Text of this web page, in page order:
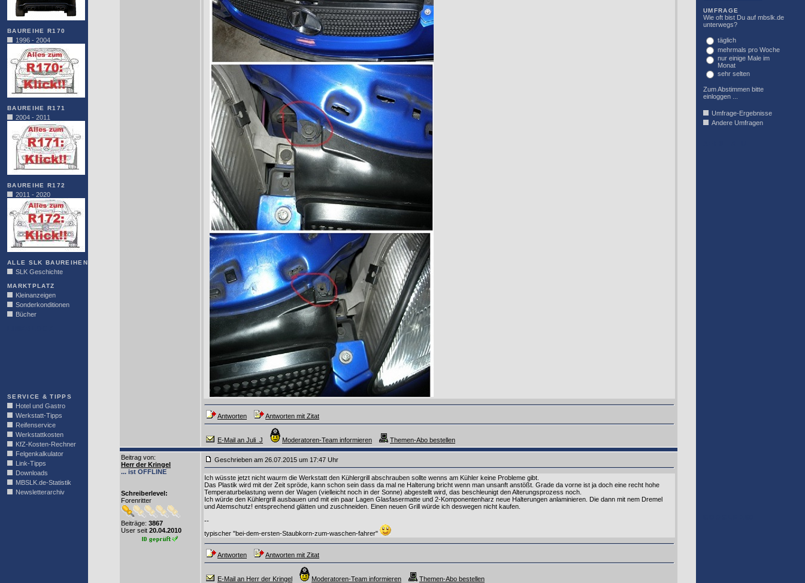
BAUREIHE R170
1996 - 2004
BAUREIHE R171
2004 - 2011
BAUREIHE R172
2011 - 2020
ALLE SLK BAUREIHEN
SLK Geschichte
MARKTPLATZ
Kleinanzeigen
Sonderkonditionen
Bücher
SERVICE & TIPPS
Hotel und Gastro
Werkstatt-Tipps
Reifenservice
Werkstattkosten
KfZ-Kosten-Rechner
Felgenkalkulator
Link-Tipps
Downloads
MBSLK.de-Statistik
Newsletterarchiv
Antworten Antworten mit Zitat
E-Mail an Juli_J Moderatoren-Team informieren Themen-Abo bestellen
Beitrag von:
Herr der Kringel
... ist OFFLINE
Schreiberlevel:
Forenritter
Beiträge: 3867
User seit 20.04.2010
Geschrieben am 26.07.2015 um 17:47 Uhr
Ich wüsste jetzt nicht waurm die Werkstatt den Kühlergrill abschrauben sollte wenns am Kühler keine Probleme gibt.
Das Plastik wird mit der Zeit spröde, kann schon sein dass da mal ne Halterung bricht wenn man unsanft anstößt. Grade da vorne ist ja doch eine recht hohe
Temperaturbelastung wenn der Wagen (vielleicht noch in der Sonne) abgestellt wird, das beschleunigt den Alterungsprozess noch.
Ich würde den Kühlergrill ausbauen und mit ein paar Lagen Glasfasermatte und 2-Komponentenharz neue Halterungen anlaminieren. Die dann mit nem Dremel
und Atemschutz! entsprechend glätten und zuschneiden. Einen neuen Grill würde ich deswegen nicht kaufen.
--
typischer "bei-dem-ersten-Staubkorn-zum-waschen-fahrer"
Antworten Antworten mit Zitat
E-Mail an Herr der Kringel Moderatoren-Team informieren Themen-Abo bestellen
UMFRAGE
Wie oft bist Du auf mbslk.de
unterwegs?
täglich
mehrmals pro Woche
nur einige Male im
Monat
sehr selten
Zum Abstimmen bitte
einloggen ...
Umfrage-Ergebnisse
Andere Umfragen